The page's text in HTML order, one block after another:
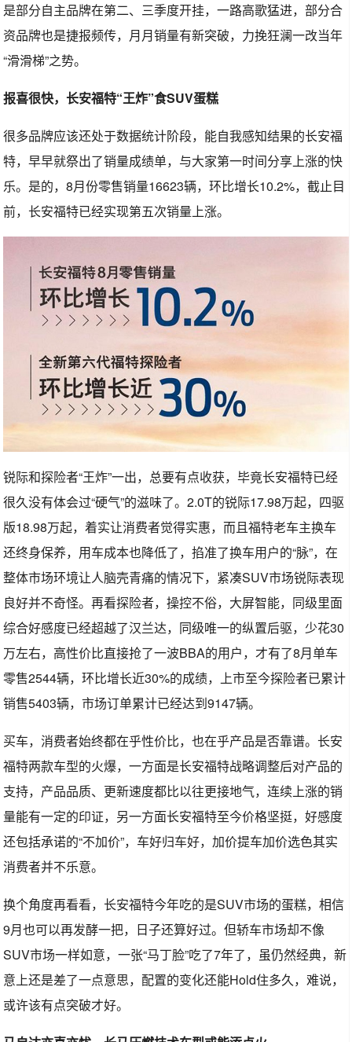
是部分自主品牌在第二、三季度开挂，一路高歌猛进，部分合
资品牌也是捷报频传，月月销量有新突破，力挽狂澜一改当年
“滑滑梯”之势。
报喜很快，长安福特“王炸”食SUV蛋糕
很多品牌应该还处于数据统计阶段，能自我感知结果的长安福
特，早早就祭出了销量成绩单，与大家第一时间分享上涨的快
乐。是的，8月份零售销量16623辆，环比增长10.2%，截止目
前，长安福特已经实现第五次销量上涨。
锐际和探险者“王炸”一出，总要有点收获，毕竟长安福特已经
很久没有体会过“硬气”的滋味了。2.0T的锐际17.98万起，四驱
版18.98万起，着实让消费者觉得实惠，而且福特老车主换车
还终身保养，用车成本也降低了，掐准了换车用户的“脉”，在
整体市场环境让人脑壳青痛的情况下，紧凑SUV市场锐际表现
良好并不奇怪。再看探险者，操控不俗，大屏智能，同级里面
综合好感度已经超越了汉兰达，同级唯一的纵置后驱，少花30
万左右，高性价比直接抢了一波BBA的用户，才有了8月单车
零售2544辆，环比增长近30%的成绩，上市至今探险者已累计
销售5403辆，市场订单累计已经达到9147辆。
买车，消费者始终都在乎性价比，也在乎产品是否靠谱。长安
福特两款车型的火爆，一方面是长安福特战略调整后对产品的
支持，产品品质、更新速度都比以往更接地气，连续上涨的销
量能有一定的印证，另一方面长安福特至今价格坚挺，好感度
还包括承诺的“不加价”，车好归车好，加价提车加价选色其实
消费者并不乐意。
换个角度再看看，长安福特今年吃的是SUV市场的蛋糕，相信
9月也可以再发酵一把，日子还算好过。但轿车市场却不像
SUV市场一样如意，一张“马丁脸”吃了7年了，虽仍然经典，新
意上还是差了一点意思，配置的变化还能Hold住多久，难说，
或许该有点突破才好。